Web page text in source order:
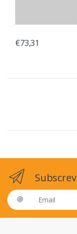
€73,31
Email address